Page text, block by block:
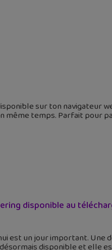
sur ton navigateur
même temps. Parfait pour
disponible au
est un jour important. Une
disponible et elle